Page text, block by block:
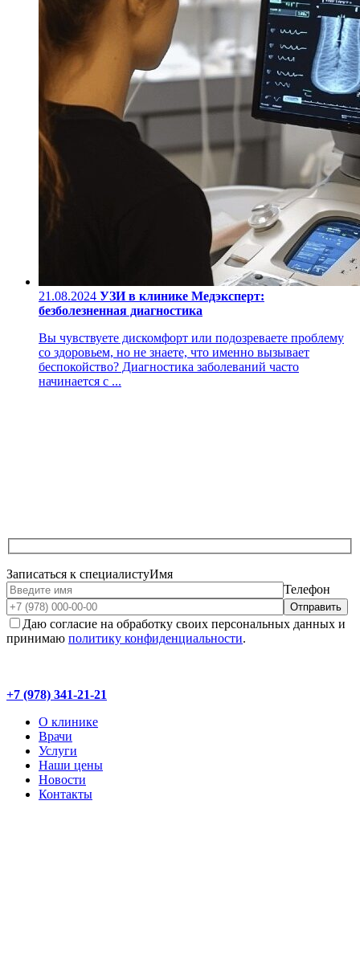
21.08.2024 УЗИ в клинике Медэксперт:
безболезненная диагностика
Вы чувствуете дискомфорт или подозреваете проблему
со здоровьем, но не знаете, что именно вызывает
беспокойство? Диагностика заболеваний часто
начинается с ...
Записаться к специалистуИмя
Телефон
Даю согласие на обработку своих персональных данных и
принимаю политику конфиденциальности.
+7 (978) 341-21-21
О клинике
Врачи
Услуги
Наши цены
Новости
Контакты